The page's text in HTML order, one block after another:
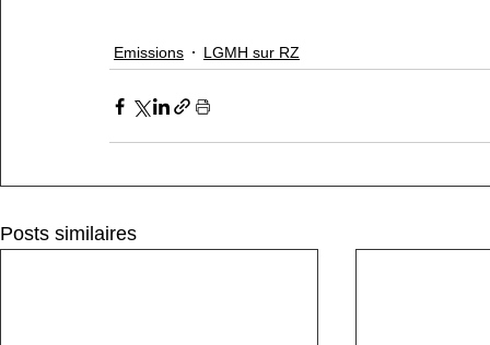
Emissions LGMH sur RZ
Posts similaires